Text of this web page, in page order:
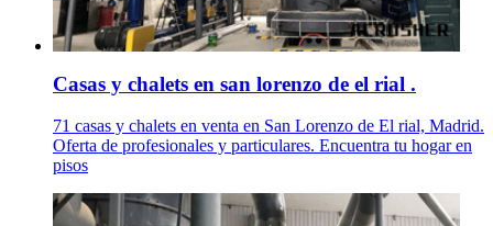
Casas y chalets en san lorenzo de el rial .
71 casas y chalets en venta en San Lorenzo de El rial, Madrid.
Oferta de profesionales y particulares. Encuentra tu hogar en
pisos